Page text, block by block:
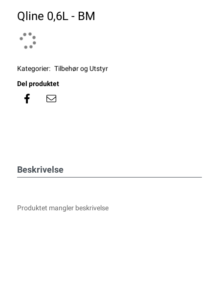
Qline 0,6L - BM
Kategorier: Tilbehør og Utstyr
Del produktet
Beskrivelse
Produktet mangler beskrivelse